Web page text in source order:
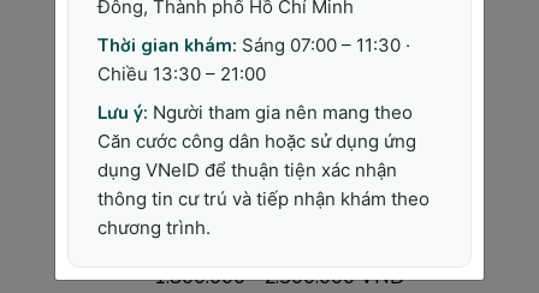
6.000.000 - 8.000.000 VNĐ
Bệnh viện có máy MRI 3.0T:
8.000.000 - 12.000.000 VNĐ
Trung tâm chẩn đoán chuyên sâu:
10.000.000 - 15.000.000 VNĐ
Gói combo tầm soát tổng hợp
Mammography + Siêu âm:
1.800.000 - 2.500.000 VNĐ
Đông, Thành phố Hồ Chí Minh
Thời gian khám: Sáng 07:00 – 11:30 ·
Chiều 13:30 – 21:00
Lưu ý: Người tham gia nên mang theo
Căn cước công dân hoặc sử dụng ứng
dụng VNeID để thuận tiện xác nhận
thông tin cư trú và tiếp nhận khám theo
chương trình.